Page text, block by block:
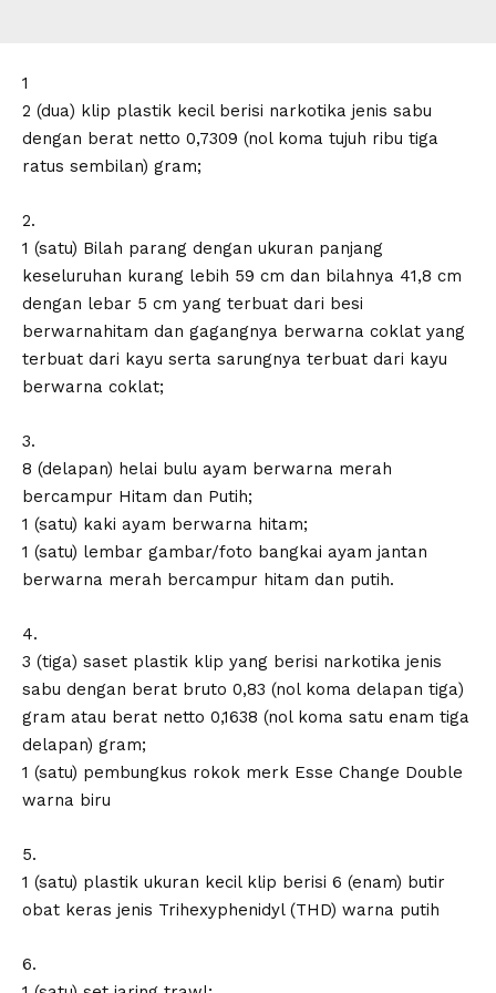
1
2 (dua) klip plastik kecil berisi narkotika jenis sabu
dengan berat netto 0,7309 (nol koma tujuh ribu tiga
ratus sembilan) gram;
2.
1 (satu) Bilah parang dengan ukuran panjang
keseluruhan kurang lebih 59 cm dan bilahnya 41,8 cm
dengan lebar 5 cm yang terbuat dari besi
berwarnahitam dan gagangnya berwarna coklat yang
terbuat dari kayu serta sarungnya terbuat dari kayu
berwarna coklat;
3.
8 (delapan) helai bulu ayam berwarna merah
bercampur Hitam dan Putih;
1 (satu) kaki ayam berwarna hitam;
1 (satu) lembar gambar/foto bangkai ayam jantan
berwarna merah bercampur hitam dan putih.
4.
3 (tiga) saset plastik klip yang berisi narkotika jenis
sabu dengan berat bruto 0,83 (nol koma delapan tiga)
gram atau berat netto 0,1638 (nol koma satu enam tiga
delapan) gram;
1 (satu) pembungkus rokok merk Esse Change Double
warna biru
5.
1 (satu) plastik ukuran kecil klip berisi 6 (enam) butir
obat keras jenis Trihexyphenidyl (THD) warna putih
6.